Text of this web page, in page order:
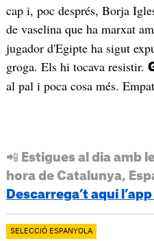
cap i, poc després, Borja
de vaselina que ha marxat
jugador d'Egipte ha sigut
groga. Els hi tocava resistir.
al pal i poca cosa més.
📲 Estigues al dia amb
hora de Catalunya,
Descarrega’t aquí
SELECCIÓ ESPANYOLA